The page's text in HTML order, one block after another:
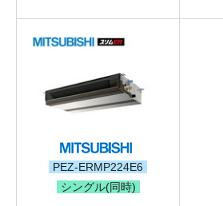
PEZ-ERMP224E6
シングル(同時)